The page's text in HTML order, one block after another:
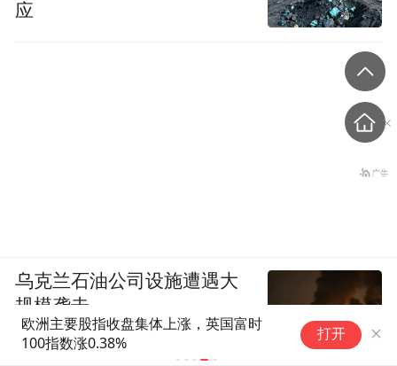
欧洲主要股指收盘集体上涨，英国富时
100指数涨0.38%
打开
应
乌克兰石油公司设施遭遇大
规模袭击